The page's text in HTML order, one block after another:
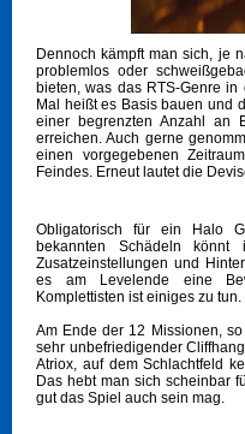
Dennoch kämpft man sich, je
problemlos oder
bieten, was das RTS-Genre
Mal heißt es Basis bauen und
einer begrenzten Anzahl an
erreichen. Auch gerne
einen vorgegebenen
Feindes. Erneut lautet die
Obligatorisch für ein Halo
bekannten Schädeln
Zusatzeinstellungen und
es am Levelende eine
Komplettisten ist einiges zu tun.
Am Ende der 12 Missionen,
sehr unbefriedigender
Atriox, auf dem Schlachtfeld
Das hebt man sich scheinbar
gut das Spiel auch sein mag.